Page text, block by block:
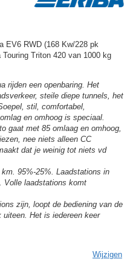
EV6 RWD (168 Kw/228 pk
Triton 420 van 1000 kg
rijden een openbaring. Het
steile diepe tunnels, het
stil, comfortabel,
en omhoog is speciaal.
gaat met 85 omlaag en omhoog,
nee niets alleen CC
dat je weinig tot niets vd
95%-25%. Laadstations in
Volle laadstations komt
zijn, loopt de bediening van de
uiteen. Het is iedereen keer
Wijzigen